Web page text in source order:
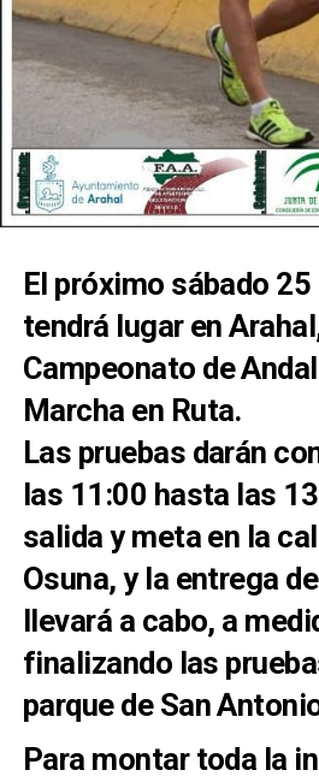
El próximo sábado 25
tendrá lugar en
Campeonato de
Marcha en Ruta.
Las pruebas darán
las 11:00 hasta las
salida y meta en la
Osuna, y la entrega
llevará a cabo, a
finalizando las
parque de San
Para montar toda la